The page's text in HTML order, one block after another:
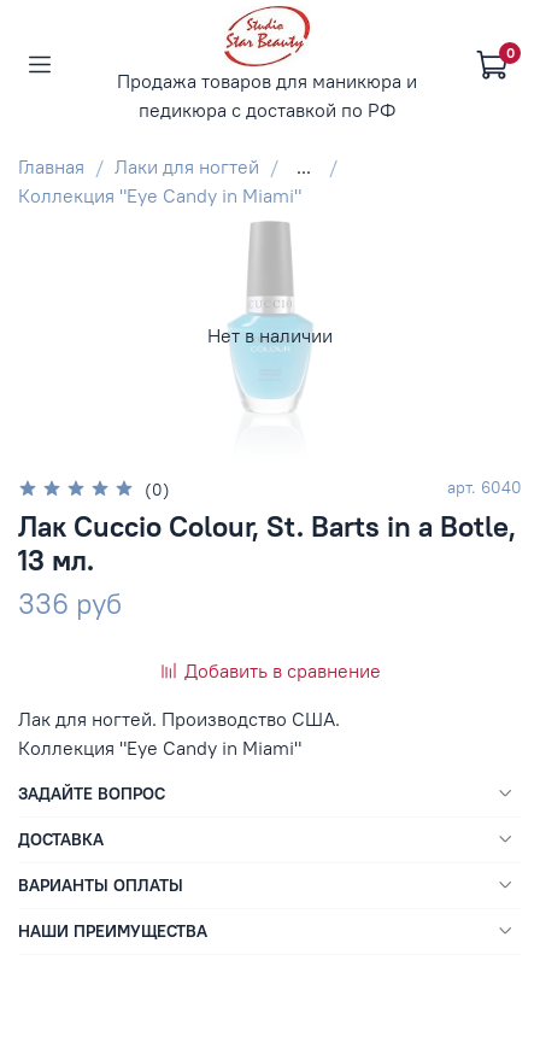
Продажа товаров для маникюра и
педикюра с доставкой по РФ
0
Главная Лаки для ногтей
...
Коллекция "Eye Candy in Miami"
Нет в наличии
(0) арт. 6040
Лак Cuccio Colour, St. Barts in a Botle,
13 мл.
336 руб
Добавить в сравнение
ЗАДАЙТЕ ВОПРОС
ДОСТАВКА
ВАРИАНТЫ ОПЛАТЫ
НАШИ ПРЕИМУЩЕСТВА
Лак для ногтей. Производство США.
Коллекция "Eye Candy in Miami"